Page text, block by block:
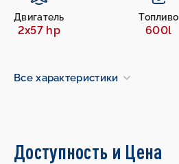
Двигатель
2x57 hp
Топливо
600l
Все характеристики
Доступность и Цена